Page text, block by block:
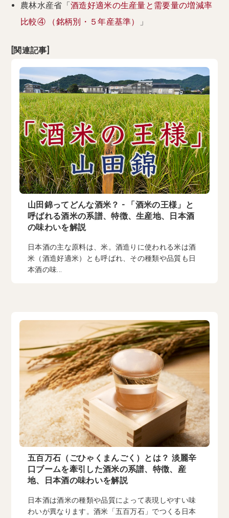
農林水産省「 酒造好適米の生産量と需要量の増減率
比較④ （銘柄別・５年産基準）
」
[関連記事]
山田錦ってどんな酒米？ - 「酒米の王様」と
呼ばれる酒米の系譜、特徴、生産地、日本酒
の味わいを解説
日本酒の主な原料は、米。酒造りに使われる米は酒
米（酒造好適米）とも呼ばれ、その種類や品質も日
本酒の味...
五百万石（ごひゃくまんごく）とは？ 淡麗辛
口ブームを牽引した酒米の系譜、特徴、産
地、日本酒の味わいを解説
日本酒は酒米の種類や品質によって表現しやすい味
わいが異なります。酒米「五百万石」でつくる日本